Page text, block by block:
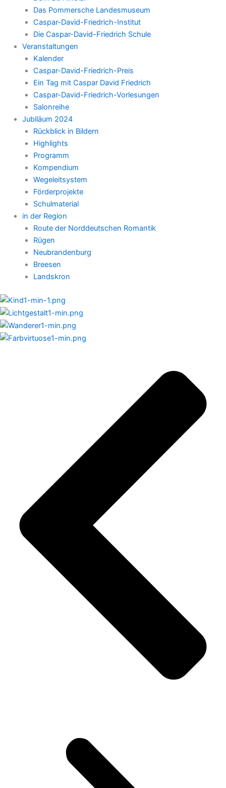
Das Pommersche Landesmuseum
Caspar-David-Friedrich-Institut
Die Caspar-David-Friedrich Schule
Veranstaltungen
Kalender
Caspar-David-Friedrich-Preis
Ein Tag mit Caspar David Friedrich
Caspar-David-Friedrich-Vorlesungen
Salonreihe
Jubiläum 2024
Rückblick in Bildern
Highlights
Programm
Kompendium
Wegeleitsystem
Förderprojekte
Schulmaterial
in der Region
Route der Norddeutschen Romantik
Rügen
Neubrandenburg
Breesen
Landskron